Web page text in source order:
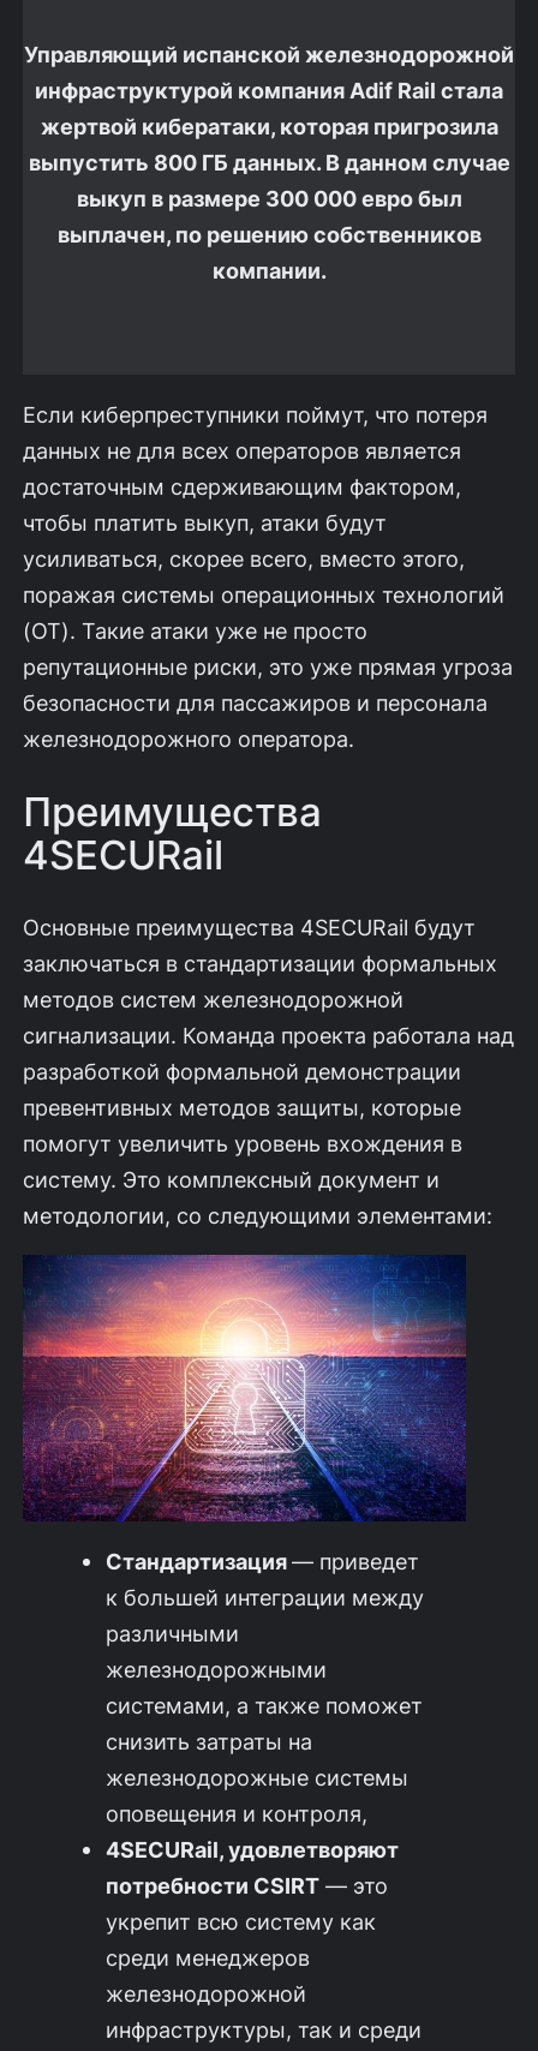
Управляющий испанской железнодорожной
инфраструктурой компания Adif Rail стала
жертвой кибератаки, которая пригрозила
выпустить 800 ГБ данных. В данном случае
выкуп в размере 300 000 евро был
выплачен, по решению собственников
компании.
Если киберпреступники поймут, что потеря
данных не для всех операторов является
достаточным сдерживающим фактором,
чтобы платить выкуп, атаки будут
усиливаться, скорее всего, вместо этого,
поражая системы операционных технологий
(OT). Такие атаки уже не просто
репутационные риски, это уже прямая угроза
безопасности для пассажиров и персонала
железнодорожного оператора.
Преимущества
4SECURail
Основные преимущества 4SECURail будут
заключаться в стандартизации формальных
методов систем железнодорожной
сигнализации. Команда проекта работала над
разработкой формальной демонстрации
превентивных методов защиты, которые
помогут увеличить уровень вхождения в
систему. Это комплексный документ и
методологии, со следующими элементами:
Стандартизация— приведет
к большей интеграции между
различными
железнодорожными
системами, а также поможет
снизить затраты на
железнодорожные системы
оповещения и контроля,
4SECURail, удовлетворяют
потребности CSIRT — это
укрепит всю систему как
среди менеджеров
железнодорожной
инфраструктуры, так и среди